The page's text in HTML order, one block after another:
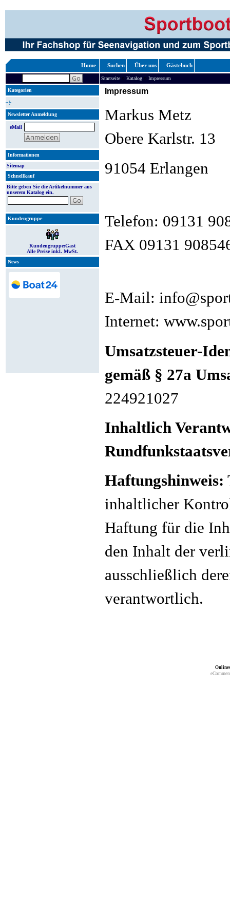
Home Suchen Über uns Gästebuch
Startseite » Katalog » Impressum
Kategorien
Newsletter Anmeldung
eMail
Informationen
Sitemap
Schnellkauf
Bitte geben Sie die Artikelnummer aus
unserem Katalog ein.
Kundengruppe
Kundengruppe:Gast
Alle Preise inkl. MwSt.
News
Impressum
Markus Metz
Obere Karlstr. 13
91054 Erlangen
Telefon: 09131
FAX 09131
E-Mail:
Internet:
Umsatzsteuer-
gemäß § 27a
224921027
Inhaltlich
Haftungshinweis:
inhaltlicher
Haftung für die
den Inhalt der
ausschließlich
verantwortlich.